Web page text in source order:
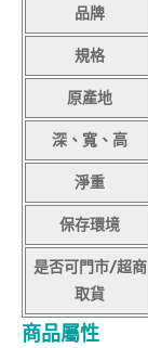
品牌
規格
原產地
深、寬、高
淨重
保存環境
是否可門市/超商
取貨
商品屬性